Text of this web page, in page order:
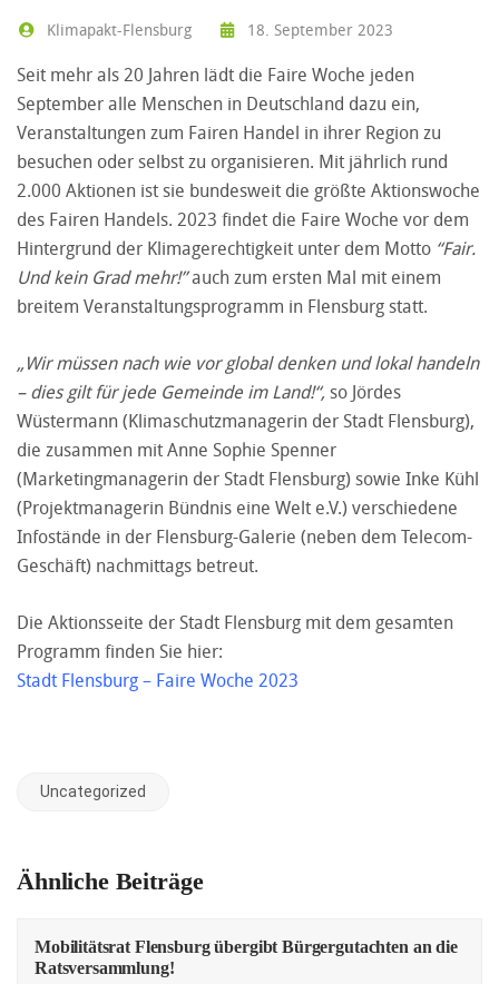
Klimapakt-Flensburg 18. September 2023
Seit mehr als 20 Jahren lädt die Faire Woche jeden
September alle Menschen in Deutschland dazu ein,
Veranstaltungen zum Fairen Handel in ihrer Region zu
besuchen oder selbst zu organisieren. Mit jährlich rund
2.000 Aktionen ist sie bundesweit die größte Aktionswoche
des Fairen Handels. 2023 findet die Faire Woche vor dem
Hintergrund der Klimagerechtigkeit unter dem Motto “Fair.
Und kein Grad mehr!”auch zum ersten Mal mit einem
breitem Veranstaltungsprogramm in Flensburg statt.
„Wir müssen nach wie vor global denken und lokal handeln
– dies gilt für jede Gemeinde im Land!“,so Jördes
Wüstermann (Klimaschutzmanagerin der Stadt Flensburg),
die zusammen mit Anne Sophie Spenner
(Marketingmanagerin der Stadt Flensburg) sowie Inke Kühl
(Projektmanagerin Bündnis eine Welt e.V.) verschiedene
Infostände in der Flensburg-Galerie (neben dem Telecom-
Geschäft) nachmittags betreut.
Die Aktionsseite der Stadt Flensburg mit dem gesamten
Programm finden Sie hier:
Stadt Flensburg – Faire Woche 2023
Uncategorized
Ähnliche Beiträge
Mobilitätsrat Flensburg übergibt Bürgergutachten an die
Ratsversammlung!